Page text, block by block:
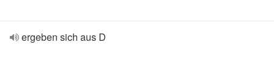
ergeben sich aus D